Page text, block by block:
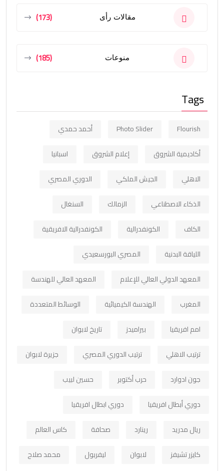
مقالات رأى (173)
منوعات (185)
Tags
Flourish
Photo Slider
أحمد حمدي
أكاديمية الشروق
إعلام الشروق
اسبانيا
الاهلي
الجيش الملكي
الدوري المصري
الذكاء الاصطناعي
الزمالك
السنغال
الكاف
الكونفدرالية
الكونفدرالية الافريقية
اللياقة البدنية
المصري البورسعيدي
المعهد الدولي العالي للإعلام
المعهد العالي للهندسة
المغرب
الهندسة الكيميائية
الوسائط المتعددة
امم افريقيا
بيراميدز
تاريخ لابوان
ترتيب الاهلي
ترتيب الدوري المصري
جزيرة لابوان
جون ادوارد
حرب أكتوبر
حسين لبيب
دوري أبطال افريقيا
دوري ابطال افريقيا
ريال مدريد
رينارد صحافة
كاس العالم
كايزر تشيفز
لابوان ليفربول محمد صلاح